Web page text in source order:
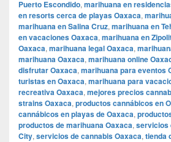
Puerto Escondido, marihuana en
en resorts cerca de playas Oaxaca,
marihuana en Salina Cruz, marihuana en
en vacaciones Oaxaca, marihuana en
Oaxaca, marihuana legal Oaxaca,
marihuana Oaxaca, marihuana online
disfrutar Oaxaca, marihuana para eventos
turistas en Oaxaca, marihuana para
recreativa Oaxaca, mejores precios
strains Oaxaca, productos cannábicos en
cannábicos en playas de Oaxaca,
productos de marihuana Oaxaca, servicios
City, servicios de cannabis Oaxaca, tienda